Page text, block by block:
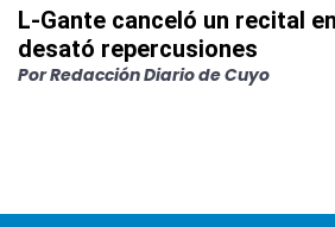
L-Gante canceló un recital
desató repercusiones
PorRedacción Diario de Cuyo